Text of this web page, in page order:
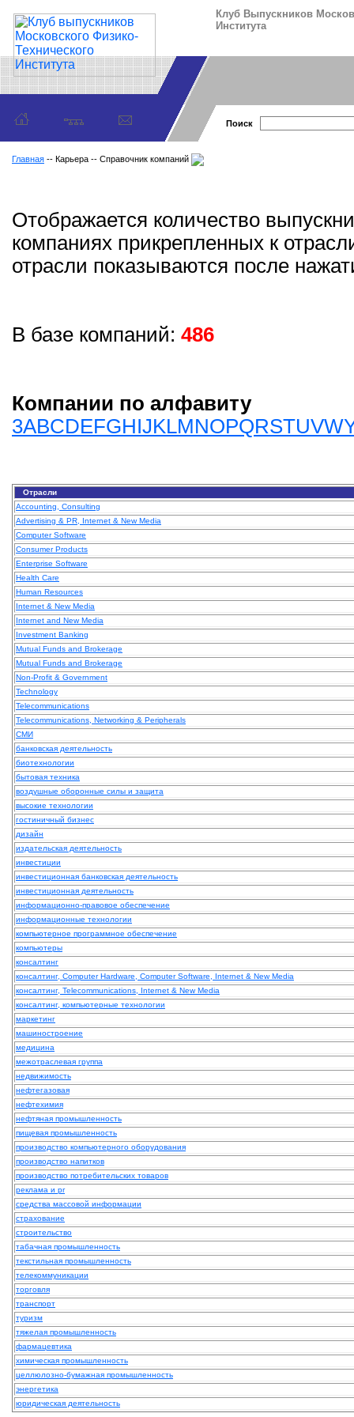
Клуб Выпускников
Института
Поиск
Главная -- Карьера -- Справочник компаний
Отображается количество
компаниях прикрепленных к
отрасли показываются после
В базе компаний: 486
Компании по алфавиту
3ABCDEFGHIJKLMNOPQRSTUVW
Отрасли
Accounting, Consulting
Advertising & PR, Internet & New Media
Computer Software
Consumer Products
Enterprise Software
Health Care
Human Resources
Internet & New Media
Internet and New Media
Investment Banking
Mutual Funds and Brokerage
Mutual Funds and Brokerage
Non-Profit & Government
Technology
Telecommunications
Telecommunications, Networking & Peripherals
СМИ
банковская деятельность
биотехнологии
бытовая техника
воздушные оборонные силы и защита
высокие технологии
гостиничный бизнес
дизайн
издательская деятельность
инвестиции
инвестиционная банковская деятельность
инвестиционная деятельность
информационно-правовое обеспечение
информационные технологии
компьютерное программное обеспечение
компьютеры
консалтинг
консалтинг, Computer Hardware, Computer Software, Internet & New Media
консалтинг, Telecommunications, Internet & New Media
консалтинг, компьютерные технологии
маркетинг
машиностроение
медицина
межотраслевая группа
недвижимость
нефтегазовая
нефтехимия
нефтяная промышленность
пищевая промышленность
производство компьютерного оборудования
производство напитков
производство потребительских товаров
реклама и pr
средства массовой информации
страхование
строительство
табачная промышленность
текстильная промышленность
телекоммуникации
торговля
транспорт
туризм
тяжелая промышленность
фармацевтика
химическая промышленность
целлюлозно-бумажная промышленность
энергетика
юридическая деятельность